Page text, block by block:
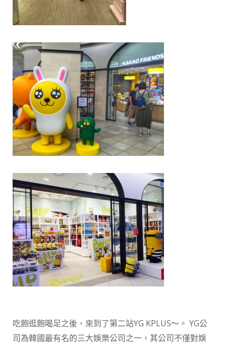
吃飽逛飽喝足之後，來到了第二站YG KPLUS～。 YG公
司為韓國最有名的三大娛樂公司之一，其公司不僅對娛